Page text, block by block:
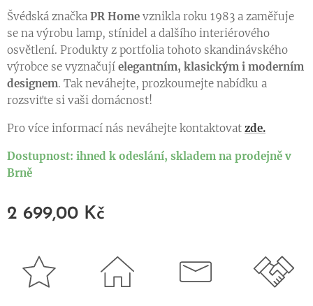
Švédská značka PR Home vznikla roku 1983 a zaměřuje
se na výrobu lamp, stínidel a dalšího interiérového
osvětlení. Produkty z portfolia tohoto skandinávského
výrobce se vyznačují elegantním, klasickým i moderním
designem. Tak neváhejte, prozkoumejte nabídku a
rozsviťte si vaši domácnost!
Pro více informací nás neváhejte kontaktovat zde.
Dostupnost: ihned k odeslání, skladem na prodejně v
Brně
2 699,00 Kč